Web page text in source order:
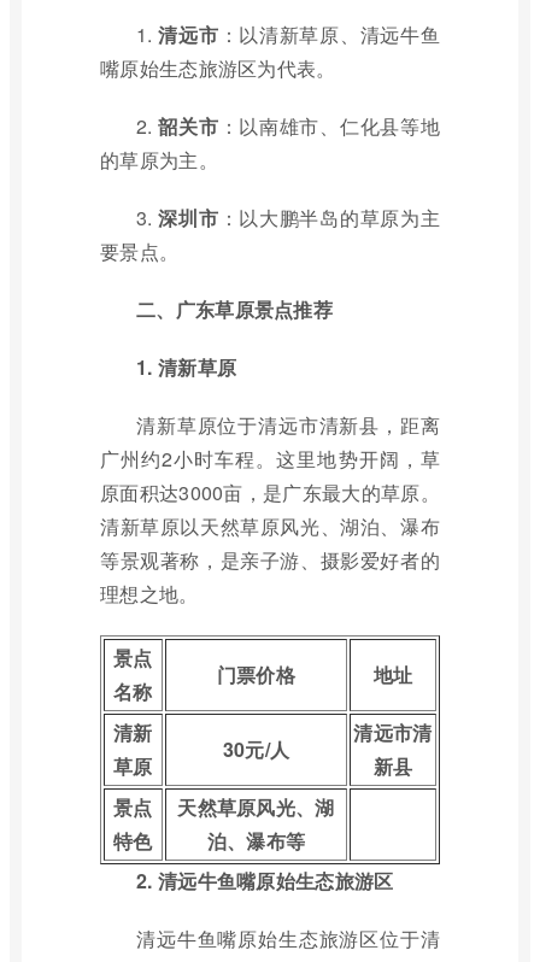
1.清远市 ：以清新草原、清远牛鱼
嘴原始生态旅游区为代表。
2.韶关市 ：以南雄市、仁化县等地
的草原为主。
3.深圳市 ：以大鹏半岛的草原为主
要景点。
二、广东草原景点推荐
1. 清新草原
清新草原位于清远市清新县，距离
广州约2小时车程。这里地势开阔，草
原面积达3000亩，是广东最大的草原。
清新草原以天然草原风光、湖泊、瀑布
等景观著称，是亲子游、摄影爱好者的
理想之地。
景点
名称
门票价格 地址
清新
草原
30元/人
清远市清
新县
景点
特色
天然草原风光、湖
泊、瀑布等
2. 清远牛鱼嘴原始生态旅游区
清远牛鱼嘴原始生态旅游区位于清